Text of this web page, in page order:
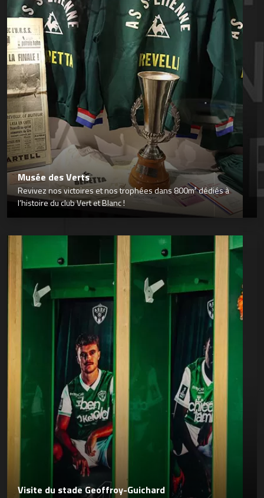
Musée des Verts
Revivez nos victoires et nos trophées dans 800m² dédiés à
l’histoire du club Vert et Blanc !
Visite du stade Geoffroy-Guichard